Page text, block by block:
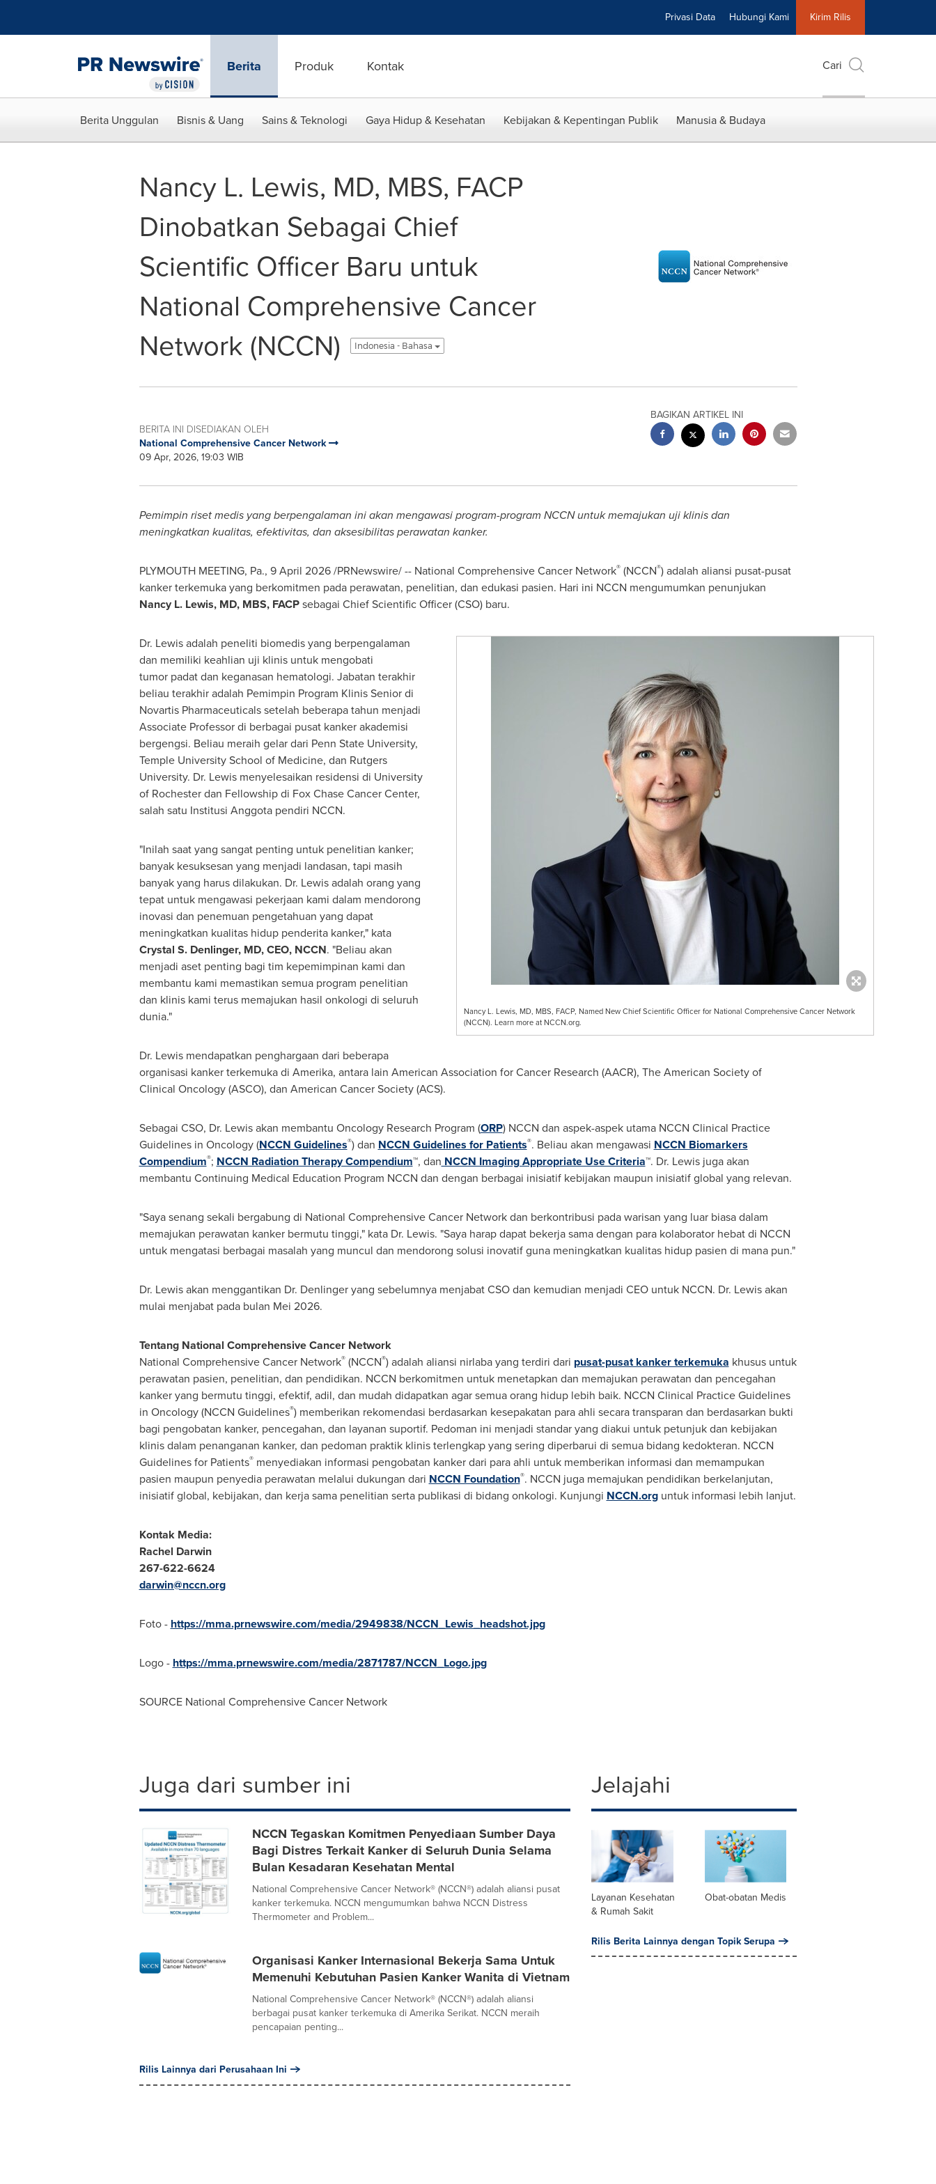
Privasi Data Hubungi Kami Kirim Rilis
Berita Produk Kontak Cari
Berita Unggulan Bisnis & Uang Sains & Teknologi Gaya Hidup & Kesehatan Kebijakan & Kepentingan Publik Manusia & Budaya
Nancy L. Lewis, MD, MBS, FACP
Dinobatkan Sebagai Chief
Scientific Officer Baru untuk
National Comprehensive Cancer
Network (NCCN)
Indonesia - Bahasa
BERITA INI DISEDIAKAN OLEH
National Comprehensive Cancer Network
09 Apr, 2026, 19:03 WIB
BAGIKAN ARTIKEL INI
Pemimpin riset medis yang berpengalaman ini akan mengawasi program-program NCCN untuk memajukan uji klinis dan
meningkatkan kualitas, efektivitas, dan aksesibilitas perawatan kanker.
PLYMOUTH MEETING, Pa., 9 April 2026/PRNewswire/ -- National Comprehensive Cancer Network®(NCCN®) adalah aliansi pusat-pusat
kanker terkemuka yang berkomitmen pada perawatan, penelitian, dan edukasi pasien. Hari ini NCCN mengumumkan penunjukan
Nancy L. Lewis, MD, MBS, FACPsebagai Chief Scientific Officer (CSO) baru.
Nancy L. Lewis, MD, MBS, FACP, Named New Chief Scientific Officer for National Comprehensive Cancer Network
(NCCN). Learn more at NCCN.org.
Dr. Lewis adalah peneliti biomedis yang berpengalaman
dan memiliki keahlian uji klinis untuk mengobati
tumor padat dan keganasan hematologi. Jabatan terakhir
beliau terakhir adalah Pemimpin Program Klinis Senior di
Novartis Pharmaceuticals setelah beberapa tahun menjadi
Associate Professor di berbagai pusat kanker akademisi
bergengsi. Beliau meraih gelar dari Penn State University,
Temple University School of Medicine, dan Rutgers
University. Dr. Lewis menyelesaikan residensi di University
of Rochester dan Fellowship di Fox Chase Cancer Center,
salah satu Institusi Anggota pendiri NCCN.
"Inilah saat yang sangat penting untuk penelitian kanker;
banyak kesuksesan yang menjadi landasan, tapi masih
banyak yang harus dilakukan. Dr. Lewis adalah orang yang
tepat untuk mengawasi pekerjaan kami dalam mendorong
inovasi dan penemuan pengetahuan yang dapat
meningkatkan kualitas hidup penderita kanker," kata
Crystal S. Denlinger, MD, CEO, NCCN. "Beliau akan
menjadi aset penting bagi tim kepemimpinan kami dan
membantu kami memastikan semua program penelitian
dan klinis kami terus memajukan hasil onkologi di seluruh
dunia."
Dr. Lewis mendapatkan penghargaan dari beberapa
organisasi kanker terkemuka di Amerika, antara lain American Association for Cancer Research (AACR), The American Society of
Clinical Oncology (ASCO), dan American Cancer Society (ACS).
Sebagai CSO, Dr. Lewis akan membantu Oncology Research Program (ORP) NCCN dan aspek-aspek utama NCCN Clinical Practice
Guidelines in Oncology (NCCN Guidelines®) dan NCCN Guidelines for Patients®. Beliau akan mengawasi NCCN Biomarkers
Compendium®; NCCN Radiation Therapy Compendium™, dan NCCN Imaging Appropriate Use Criteria™. Dr. Lewis juga akan
membantu Continuing Medical Education Program NCCN dan dengan berbagai inisiatif kebijakan maupun inisiatif global yang relevan.
"Saya senang sekali bergabung di National Comprehensive Cancer Network dan berkontribusi pada warisan yang luar biasa dalam
memajukan perawatan kanker bermutu tinggi," kata Dr. Lewis. "Saya harap dapat bekerja sama dengan para kolaborator hebat di NCCN
untuk mengatasi berbagai masalah yang muncul dan mendorong solusi inovatif guna meningkatkan kualitas hidup pasien di mana pun."
Dr. Lewis akan menggantikan Dr. Denlinger yang sebelumnya menjabat CSO dan kemudian menjadi CEO untuk NCCN. Dr. Lewis akan
mulai menjabat pada bulan Mei 2026.
Tentang National Comprehensive Cancer Network
National Comprehensive Cancer Network®(NCCN®) adalah aliansi nirlaba yang terdiri dari pusat-pusat kanker terkemuka khusus untuk
perawatan pasien, penelitian, dan pendidikan. NCCN berkomitmen untuk menetapkan dan memajukan perawatan dan pencegahan
kanker yang bermutu tinggi, efektif, adil, dan mudah didapatkan agar semua orang hidup lebih baik. NCCN Clinical Practice Guidelines
in Oncology (NCCN Guidelines®) memberikan rekomendasi berdasarkan kesepakatan para ahli secara transparan dan berdasarkan bukti
bagi pengobatan kanker, pencegahan, dan layanan suportif. Pedoman ini menjadi standar yang diakui untuk petunjuk dan kebijakan
klinis dalam penanganan kanker, dan pedoman praktik klinis terlengkap yang sering diperbarui di semua bidang kedokteran. NCCN
Guidelines for Patients®menyediakan informasi pengobatan kanker dari para ahli untuk memberikan informasi dan memampukan
pasien maupun penyedia perawatan melalui dukungan dari NCCN Foundation®. NCCN juga memajukan pendidikan berkelanjutan,
inisiatif global, kebijakan, dan kerja sama penelitian serta publikasi di bidang onkologi. Kunjungi NCCN.orguntuk informasi lebih lanjut.
Kontak Media:
Rachel Darwin
267-622-6624
darwin@nccn.org
Foto - https://mma.prnewswire.com/media/2949838/NCCN_Lewis_headshot.jpg
Logo - https://mma.prnewswire.com/media/2871787/NCCN_Logo.jpg
SOURCE National Comprehensive Cancer Network
Juga dari sumber ini
NCCN Tegaskan Komitmen Penyediaan Sumber Daya
Bagi Distres Terkait Kanker di Seluruh Dunia Selama
Bulan Kesadaran Kesehatan Mental
National Comprehensive Cancer Network® (NCCN®) adalah aliansi pusat
kanker terkemuka. NCCN mengumumkan bahwa NCCN Distress
Thermometer and Problem...
Organisasi Kanker Internasional Bekerja Sama Untuk
Memenuhi Kebutuhan Pasien Kanker Wanita di Vietnam
National Comprehensive Cancer Network® (NCCN®) adalah aliansi
berbagai pusat kanker terkemuka di Amerika Serikat. NCCN meraih
pencapaian penting...
Rilis Lainnya dari Perusahaan Ini
Jelajahi
Layanan Kesehatan
& Rumah Sakit
Obat-obatan Medis
Rilis Berita Lainnya dengan Topik Serupa